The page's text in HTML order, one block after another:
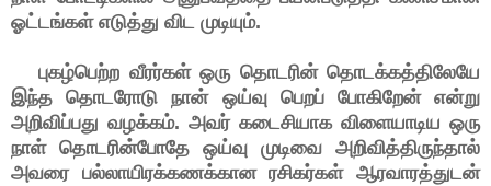
ஓட்டங்கள் எடுத்து விட முடியும்.
புகழ்பெற்ற வீரர்கள் ஒரு தொடரின் தொடக்கத்திலேயே
இந்த தொடரோடு நான் ஒய்வு பெறப் போகிறேன் என்று
அறிவிப்பது வழக்கம். அவர் கடைசியாக விளையாடிய ஒரு
நாள் தொடரின்போதே ஒய்வு முடிவை அறிவித்திருந்தால்
அவரை பல்லாயிரக்கணக்கான ரசிகர்கள் ஆரவாரத்துடன்